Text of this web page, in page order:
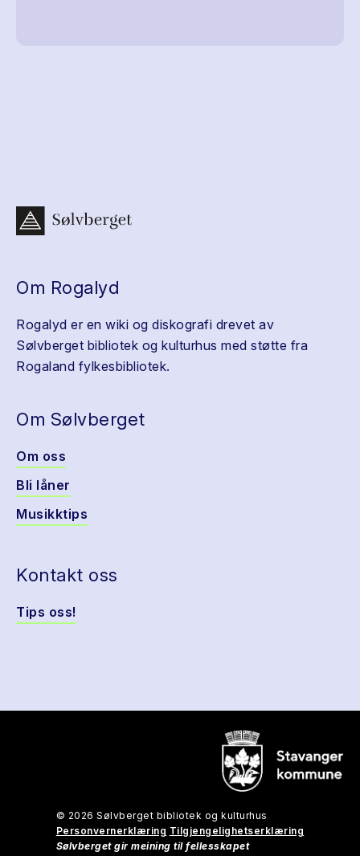
Om Rogalyd
Rogalyd er en wiki og diskografi drevet av
Sølvberget bibliotek og kulturhus med støtte fra
Rogaland fylkesbibliotek.
Om Sølvberget
Om oss
Bli låner
Musikktips
Kontakt oss
Tips oss!
© 2026 Sølvberget bibliotek og kulturhus
Personvernerklæring Tilgjengelighetserklæring
Sølvberget gir meining til fellesskapet